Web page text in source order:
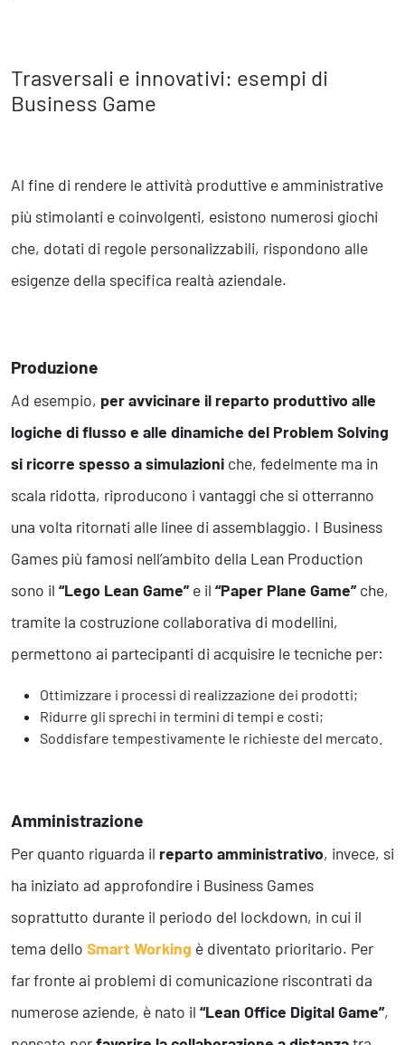
Trasversali e innovativi: esempi di
Business Game
Al fine di rendere le attività produttive e amministrative
più stimolanti e coinvolgenti, esistono numerosi giochi
che, dotati di regole personalizzabili, rispondono alle
esigenze della specifica realtà aziendale.
Produzione
Ad esempio, per avvicinare il reparto produttivo alle
logiche di flusso e alle dinamiche del Problem Solving
si ricorre spesso a simulazioni che, fedelmente ma in
scala ridotta, riproducono i vantaggi che si otterranno
una volta ritornati alle linee di assemblaggio. I Business
Games più famosi nell’ambito della Lean Production
sono il “Lego Lean Game”e il “Paper Plane Game”che,
tramite la costruzione collaborativa di modellini,
permettono ai partecipanti di acquisire le tecniche per:
Ottimizzare i processi di realizzazione dei prodotti;
Ridurre gli sprechi in termini di tempi e costi;
Soddisfare tempestivamente le richieste del mercato.
Amministrazione
Per quanto riguarda il reparto amministrativo, invece, si
ha iniziato ad approfondire i Business Games
soprattutto durante il periodo del lockdown, in cui il
tema dello Smart Working è diventato prioritario. Per
far fronte ai problemi di comunicazione riscontrati da
numerose aziende, è nato il “Lean Office Digital Game”,